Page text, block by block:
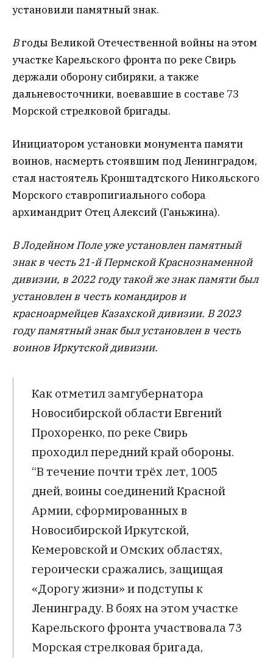
установили памятный знак.
Вгоды Великой Отечественной войны на этом
участке Карельского фронта по реке Свирь
держали оборону сибиряки, а также
дальневосточники, воевавшие в составе 73
Морской стрелковой бригады.
Инициатором установки монумента памяти
воинов, насмерть стоявшим под Ленинградом,
стал настоятель Кронштадтского Никольского
Морского ставропигиального собора
архимандрит Отец Алексий (Ганьжина).
В Лодейном Поле уже установлен памятный
знак в честь 21-й Пермской Краснознаменной
дивизии, в 2022 году такой же знак памяти был
установлен в честь командиров и
красноармейцев Казахской дивизии. В 2023
году памятный знак был установлен в честь
воинов Иркутской дивизии.
Как отметил замгубернатора
Новосибирской области Евгений
Прохоренко, по реке Свирь
проходил передний край обороны.
“В течение почти трёх лет, 1005
дней, воины соединений Красной
Армии, сформированных в
Новосибирской Иркутской,
Кемеровской и Омских областях,
героически сражались, защищая
«Дорогу жизни» и подступы к
Ленинграду. В боях на этом участке
Карельского фронта участвовала 73
Морская стрелковая бригада,